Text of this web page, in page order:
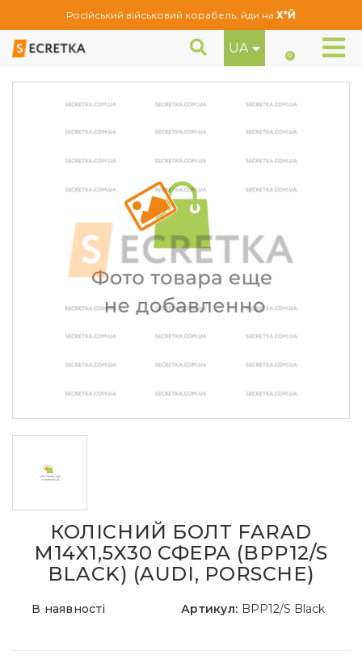
Російський військовий корабель, йди на Х*Й
UA 0
Болти
КОЛІСНИЙ БОЛТ FARAD
M14X1,5X30 СФЕРА (BPP12/S
BLACK) (AUDI, PORSCHE)
В наявності Артикул: BPP12/S Black